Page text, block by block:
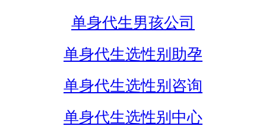
单身代生男孩公司
单身代生选性别助孕
单身代生选性别咨询
单身代生选性别中心